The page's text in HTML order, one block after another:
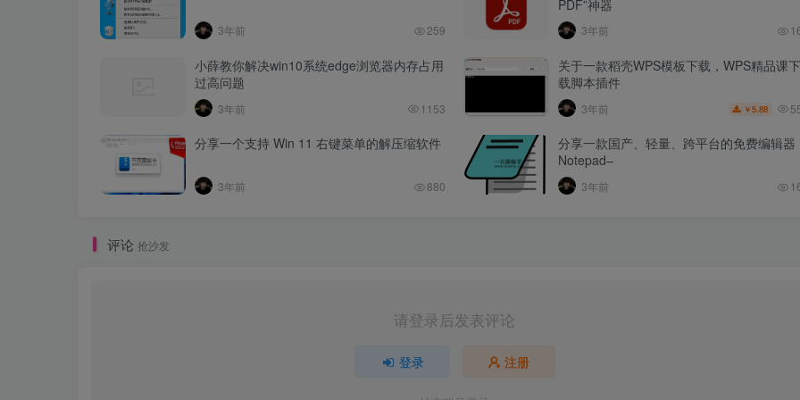
3年前 259
PDF”神器
3年前
小薛教你解决win10系统edge浏览器内存占用
过高问题
3年前 1153
关于一款稻壳WPS模板下载，WPS精品课下
载脚本插件
3年前 ￥5.88
分享一个支持 Win 11 右键菜单的解压缩软件
3年前 880
分享一款国产、轻量、跨平台的免费编辑器
Notepad–
3年前
评论 抢沙发
请登录后发表评论
登录 注册